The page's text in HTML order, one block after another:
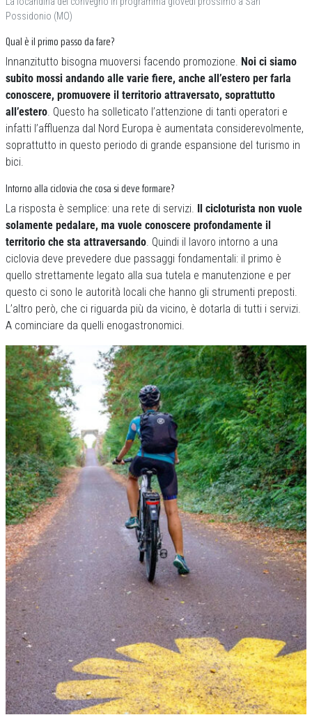
Possidonio (MO)
Qual è il primo passo da fare?
Innanzitutto bisogna muoversi facendo promozione. Noi ci siamo
subito mossi andando alle varie fiere, anche all’estero per farla
conoscere, promuovere il territorio attraversato, soprattutto
all’estero. Questo ha solleticato l’attenzione di tanti operatori e
infatti l’affluenza dal Nord Europa è aumentata considerevolmente,
soprattutto in questo periodo di grande espansione del turismo in
bici.
Intorno alla ciclovia che cosa si deve formare?
La risposta è semplice: una rete di servizi. Il cicloturista non vuole
solamente pedalare, ma vuole conoscere profondamente il
territorio che sta attraversando. Quindi il lavoro intorno a una
ciclovia deve prevedere due passaggi fondamentali: il primo è
quello strettamente legato alla sua tutela e manutenzione e per
questo ci sono le autorità locali che hanno gli strumenti preposti.
L’altro però, che ci riguarda più da vicino, è dotarla di tutti i servizi.
A cominciare da quelli enogastronomici.